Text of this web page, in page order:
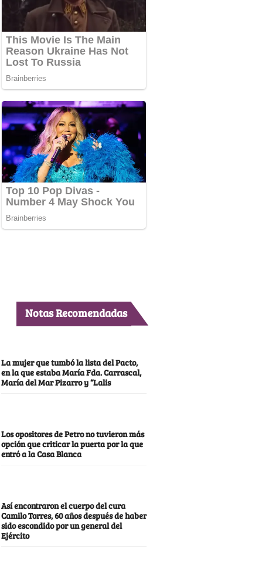
Notas Recomendadas
La mujer que tumbó la lista del Pacto,
en la que estaba María Fda. Carrascal,
María del Mar Pizarro y “Lalis
Los opositores de Petro no tuvieron más
opción que criticar la puerta por la que
entró a la Casa Blanca
Así encontraron el cuerpo del cura
Camilo Torres, 60 años después de haber
sido escondido por un general del
Ejército